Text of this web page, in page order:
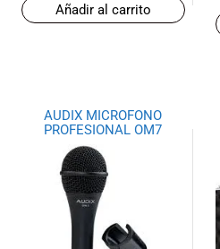
Añadir al carrito
AUDIX MICROFONO
PROFESIONAL OM7